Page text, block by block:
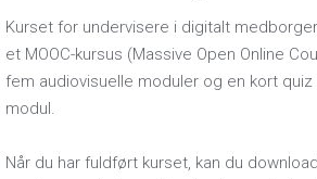
Kurset for undervisere i digitalt
et MOOC-kursus (Massive Open Online
fem audiovisuelle moduler og en kort
modul.
Når du har fuldført kurset, kan du